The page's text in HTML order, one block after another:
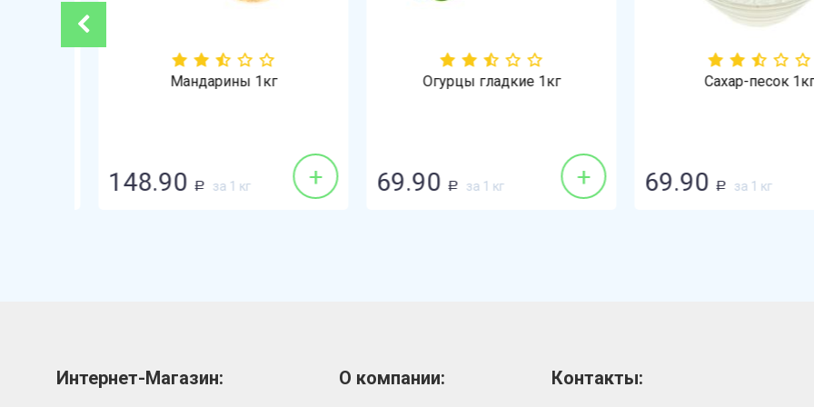
Мандарины 1кг
148.90 Р за 1 кг +
Огурцы гладкие 1кг
69.90 Р за 1 кг +
Сахар-песок 1кг
69.90 Р за 1 кг
Интернет-Магазин: О компании: Контакты: